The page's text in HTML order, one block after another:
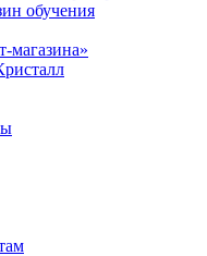
обучения
магазина»